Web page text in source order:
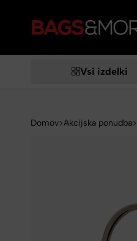
Vsi izdelki
Domov Akcijska ponudba